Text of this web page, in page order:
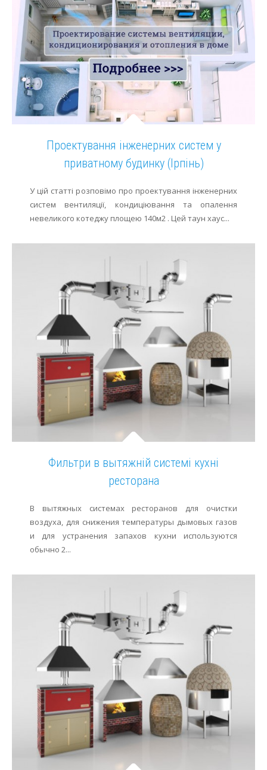
Проектування інженерних систем у
приватному будинку (Ірпінь)
У цій статті розповімо про проектування інженерних
систем вентиляції, кондиціювання та опалення
невеликого котеджу площею 140м2 . Цей таун хаус...
Фильтри в вытяжній системі кухні
ресторана
В вытяжных системах ресторанов для очистки
воздуха, для снижения температуры дымовых газов
и для устранения запахов кухни используются
обычно 2...